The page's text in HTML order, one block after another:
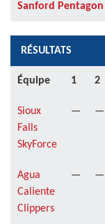
Sanford Pentagon
RÉSULTATS
Équipe 1 2
Sioux
Falls
SkyForce
— —
Agua
Caliente
Clippers
— —